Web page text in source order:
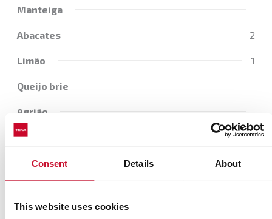
Consent Details About
This website uses cookies
Manteiga
Abacates 2
Limão 1
Queijo brie
Agrião